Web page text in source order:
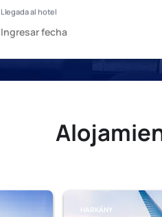
HARKÁNY